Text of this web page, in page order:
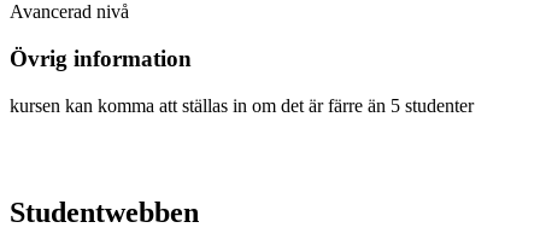
Avancerad nivå
Övrig information
kursen kan komma att ställas in om det är färre än 5 studenter
Studentwebben